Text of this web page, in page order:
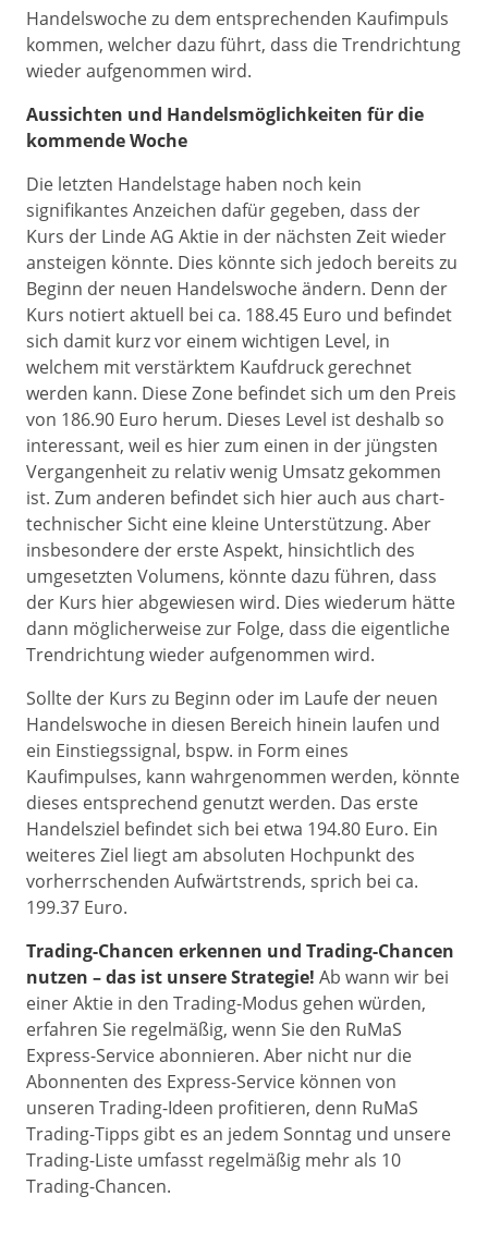
Handelswoche zu dem entsprechenden Kaufimpuls
kommen, welcher dazu führt, dass die Trendrichtung
wieder aufgenommen wird.
Aussichten und Handelsmöglichkeiten für die
kommende Woche
Die letzten Handelstage haben noch kein
signifikantes Anzeichen dafür gegeben, dass der
Kurs der Linde AG Aktie in der nächsten Zeit wieder
ansteigen könnte. Dies könnte sich jedoch bereits zu
Beginn der neuen Handelswoche ändern. Denn der
Kurs notiert aktuell bei ca. 188.45 Euro und befindet
sich damit kurz vor einem wichtigen Level, in
welchem mit verstärktem Kaufdruck gerechnet
werden kann. Diese Zone befindet sich um den Preis
von 186.90 Euro herum. Dieses Level ist deshalb so
interessant, weil es hier zum einen in der jüngsten
Vergangenheit zu relativ wenig Umsatz gekommen
ist. Zum anderen befindet sich hier auch aus chart-
technischer Sicht eine kleine Unterstützung. Aber
insbesondere der erste Aspekt, hinsichtlich des
umgesetzten Volumens, könnte dazu führen, dass
der Kurs hier abgewiesen wird. Dies wiederum hätte
dann möglicherweise zur Folge, dass die eigentliche
Trendrichtung wieder aufgenommen wird.
Sollte der Kurs zu Beginn oder im Laufe der neuen
Handelswoche in diesen Bereich hinein laufen und
ein Einstiegssignal, bspw. in Form eines
Kaufimpulses, kann wahrgenommen werden, könnte
dieses entsprechend genutzt werden. Das erste
Handelsziel befindet sich bei etwa 194.80 Euro. Ein
weiteres Ziel liegt am absoluten Hochpunkt des
vorherrschenden Aufwärtstrends, sprich bei ca.
199.37 Euro.
Trading-Chancen erkennen und Trading-Chancen
nutzen – das ist unsere Strategie! Ab wann wir bei
einer Aktie in den Trading-Modus gehen würden,
erfahren Sie regelmäßig, wenn Sie den RuMaS
Express-Service abonnieren. Aber nicht nur die
Abonnenten des Express-Service können von
unseren Trading-Ideen profitieren, denn RuMaS
Trading-Tipps gibt es an jedem Sonntag und unsere
Trading-Liste umfasst regelmäßig mehr als 10
Trading-Chancen.